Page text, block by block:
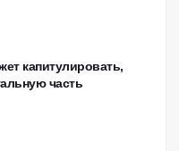
капитулировать,
часть